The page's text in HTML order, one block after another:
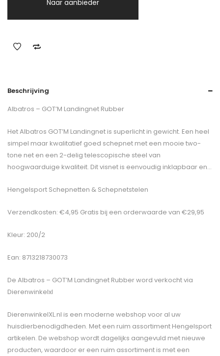
Naar aanbieder
Beschrijving
Albatros – GOT’M Landingnet Rubber
Het Albatros GOT’M Landingnet is superlicht in gewicht. Een heel
simpel maar kwalitatief goed schepnet met een mooie two-
tone net en een 2-delig telescopische steel van
hoogwaarduige kwaliteit. Dit visnet is eenvoudig inklapbaar en…
Hengelsport Schepnetten & Schepnetstelen
Verzendkosten: €4,95 Gratis bij een orderwaarde van €29,95
Kleur: 200/2
Ean: 8713218730073
De Albatros – GOT’M Landingnet Rubberword verkocht via
Dierenwinkelxl
DierenwinkelXL.nl is een moderne webshop voor al uw
huisdierbenodigdheden. Met een ruim assortiment Hengelsport
artikelen. De webshop wordt dagelijks aangevuld met nieuwe
producten, waardoor er een ruim assortiment is met een